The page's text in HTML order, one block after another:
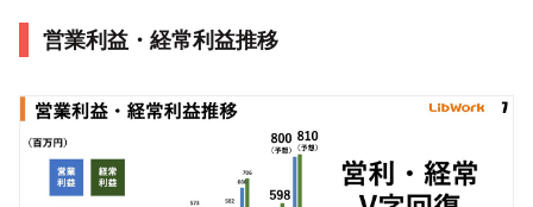
営業利益・経常利益推移